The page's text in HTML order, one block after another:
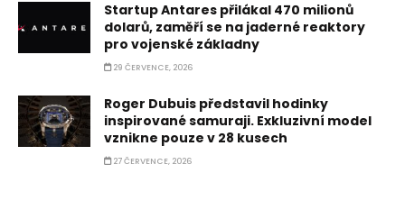
Startup Antares přilákal 470 milionů
dolarů, zaměří se na jaderné reaktory
pro vojenské základny
29 ČERVENCE, 2026
Roger Dubuis představil hodinky
inspirované samuraji. Exkluzivní model
vznikne pouze v 28 kusech
27 ČERVENCE, 2026